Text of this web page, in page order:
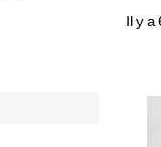
Il y a